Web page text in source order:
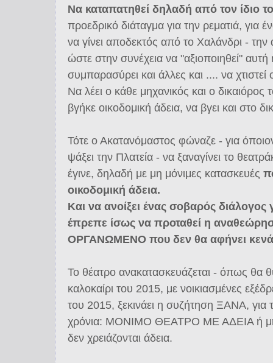
Να καταπατηθεί δηλαδή από τον ίδιο
προεδρικό διάταγμα για την ρεματιά,
να γίνει αποδεκτός από το Χαλάνδρι -
ώστε στην συνέχεια να "αξιοποιηθεί" αυτή
συμπαρασύρει και άλλες και .... να
Να λέει ο κάθε μηχανικός και ο δικαιόρος
βγήκε οικοδομική άδεια, να βγει και στο
Τότε ο Ακατανόμαστος φώναζε - για
ψάξει την Πλατεία - να ξαναγίνει το
έγινε, δηλαδή με μη μόνιμες κατασκευές
οικοδομική άδεια.
Και να ανοίξει ένας σοβαρός διάλογος
έπρεπε ίσως να προταθεί η
ΟΡΓΑΝΩΜΕΝΟ που δεν θα αφήνει κενά
Το θέατρο ανακατασκευάζεται - όπως θα
καλοκαίρι του 2015, με νοικιασμένες
του 2015, ξεκινάει η συζήτηση ΞΑΝΑ, για
χρόνια: ΜΟΝΙΜΟ ΘΕΑΤΡΟ ΜΕ ΑΔΕΙΑ ή μη
δεν χρειάζονται άδεια.